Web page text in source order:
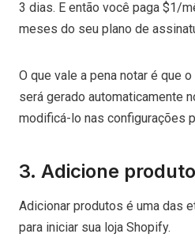
3 dias. E então você paga $1/
meses do seu plano de
O que vale a pena notar é que
será gerado automaticamente
modificá-lo nas configurações
3. Adicione
Adicionar produtos é uma das
para iniciar sua loja Shopify.